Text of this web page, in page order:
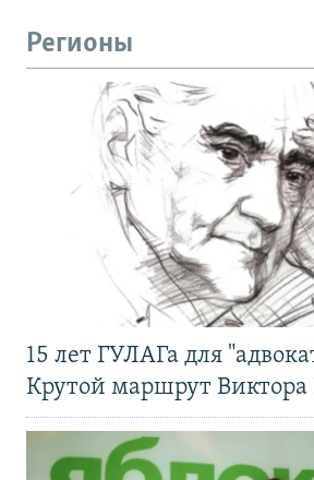
Регионы
15 лет ГУЛАГа для
Крутой маршрут Виктора